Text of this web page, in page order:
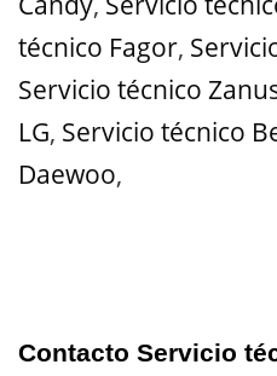
técnico Fagor,
Servicio técnico
LG, Servicio técnico
Daewoo,
Contacto Servicio